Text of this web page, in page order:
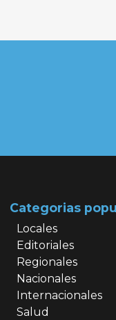
Categorias
Locales
Editoriales
Regionales
Nacionales
Internacionales
Salud